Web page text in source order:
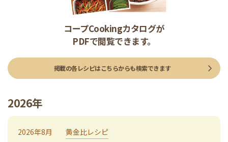
コープCookingカタログが
PDFで閲覧できます。
掲載の各レシピはこちらからも検索できます
2026年
2026年8月
黄金比レシピ